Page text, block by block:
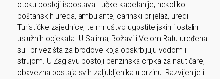
otoku postoji ispostava Lučke kapetanije, nekoliko
poštanskih ureda, ambulante, carinski prijelaz, uredi
Turističke zajednice, te mnoštvo ugostiteljskih i ostalih
uslužnih objekata. U Salima, Božavi i Velom Ratu uređena
su i privezišta za brodove koja opskrbljuju vodom i
strujom. U Zaglavu postoji benzinska crpka za nautičare,
obavezna postaja svih zaljubljenika u brzinu. Razvijen je i